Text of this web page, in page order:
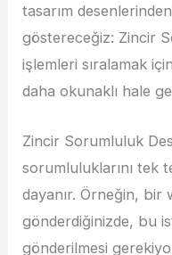
tasarım
göstereceğiz: Zincir
işlemleri sıralamak
daha okunaklı hale
Zincir Sorumluluk
sorumluluklarını tek
dayanır. Örneğin, bir
gönderdiğinizde, bu
gönderilmesi